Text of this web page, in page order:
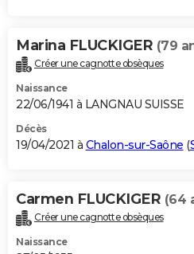
Marina FLUCKIGER (79
Créer une cagnotte obsèques
Naissance
22/06/1941 à LANGNAU SUISSE
Décès
19/04/2021 à Chalon-sur-Saône (
Carmen FLUCKIGER (64
Créer une cagnotte obsèques
Naissance